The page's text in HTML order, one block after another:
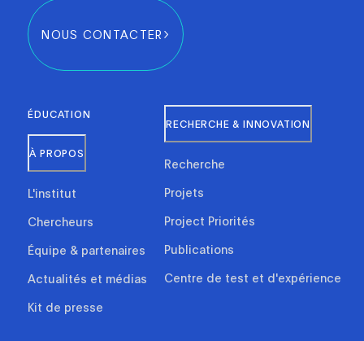
NOUS CONTACTER
ÉDUCATION
À PROPOS
L'institut
Chercheurs
Équipe & partenaires
Actualités et médias
Kit de presse
RECHERCHE & INNOVATION
Recherche
Projets
Project Priorités
Publications
Centre de test et d'expérience